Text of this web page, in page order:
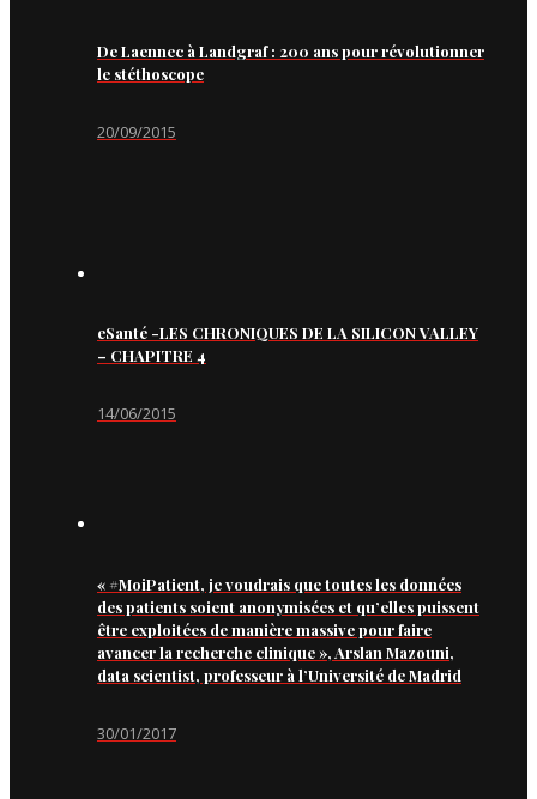
De Laennec à Landgraf : 200 ans pour révolutionner
le stéthoscope
20/09/2015
eSanté -LES CHRONIQUES DE LA SILICON VALLEY
– CHAPITRE 4
14/06/2015
« #MoiPatient, je voudrais que toutes les données
des patients soient anonymisées et qu’elles puissent
être exploitées de manière massive pour faire
avancer la recherche clinique », Arslan Mazouni,
data scientist, professeur à l’Université de Madrid
30/01/2017